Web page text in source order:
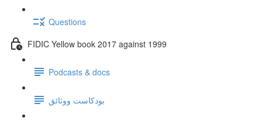
Questions
FIDIC Yellow book 2017 against 1999
Podcasts & docs
بودكاست ووثائق